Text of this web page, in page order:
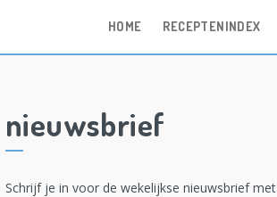
HOME RECEPTENINDEX
nieuwsbrief
Schrijf je in voor de wekelijkse nieuwsbrief met